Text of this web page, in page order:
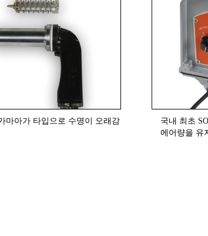
마아가 타입으로 수명이 오래감
국내 최초
에어량을 유